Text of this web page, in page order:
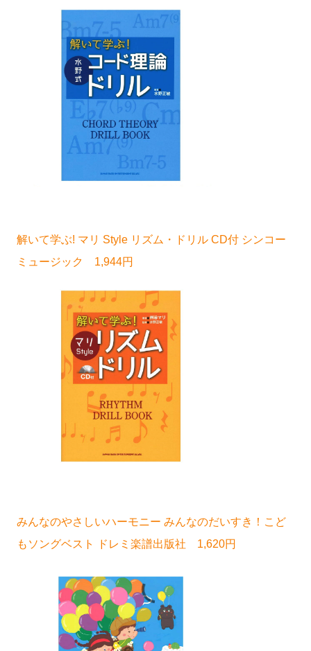
解いて学ぶ! マリ Style リズム・ドリル CD付 シンコー
ミュージック 1,944円
みんなのやさしいハーモニー みんなのだいすき！こど
もソングベスト ドレミ楽譜出版社 1,620円